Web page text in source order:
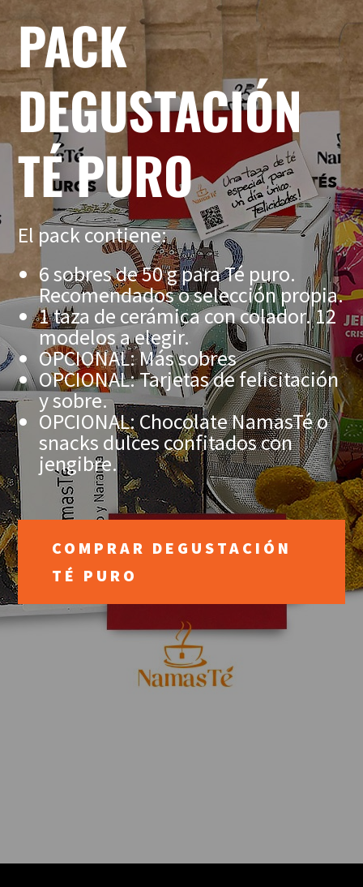
PACK
DEGUSTACIÓN
TÉ PURO
El pack contiene:
6 sobres de 50 g para Té puro.
Recomendados o selección propia.
1 taza de cerámica con colador. 12
modelos a elegir.
OPCIONAL: Más sobres
OPCIONAL: Tarjetas de felicitación
y sobre.
OPCIONAL: Chocolate NamasTé o
snacks dulces confitados con
jengibre.
COMPRAR DEGUSTACIÓN
TÉ PURO